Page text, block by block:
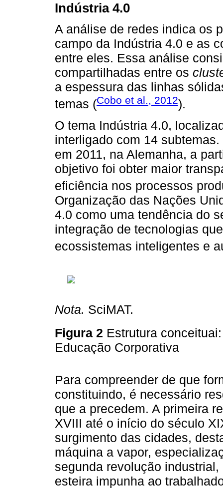
Indústria 4.0
A análise de redes indica os
campo da Indústria 4.0 e as
entre eles. Essa análise
compartilhadas entre os
a espessura das linhas
temas (Cobo et al., 2012).
O tema Indústria 4.0,
interligado com 14
em 2011, na Alemanha, a
objetivo foi obter maior
eficiência nos processos
Organização das Nações
4.0 como uma tendência do
integração de tecnologias
ecossistemas inteligentes e
Nota. SciMAT.
Figura 2 Estrutura
Educação Corporativa
Para compreender de que
constituindo, é necessário
que a precedem. A primeira
XVIII até o início do século
surgimento das cidades,
máquina a vapor,
segunda revolução
esteira impunha ao